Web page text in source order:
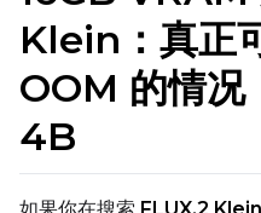
Klein：真正
OOM 的情况
4B
如果你在搜索 FLUX.2